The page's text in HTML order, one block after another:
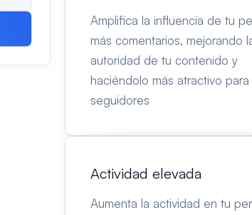
Amplifica la influencia de tu
más comentarios, mejorando
autoridad de tu contenido y
haciéndolo más atractivo para
seguidores
Actividad elevada
Aumenta la actividad en tu